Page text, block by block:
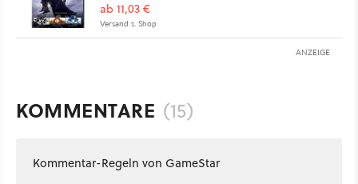
ab 11,03 €
Versand s. Shop
ANZEIGE
KOMMENTARE (15)
Kommentar-Regeln von GameStar